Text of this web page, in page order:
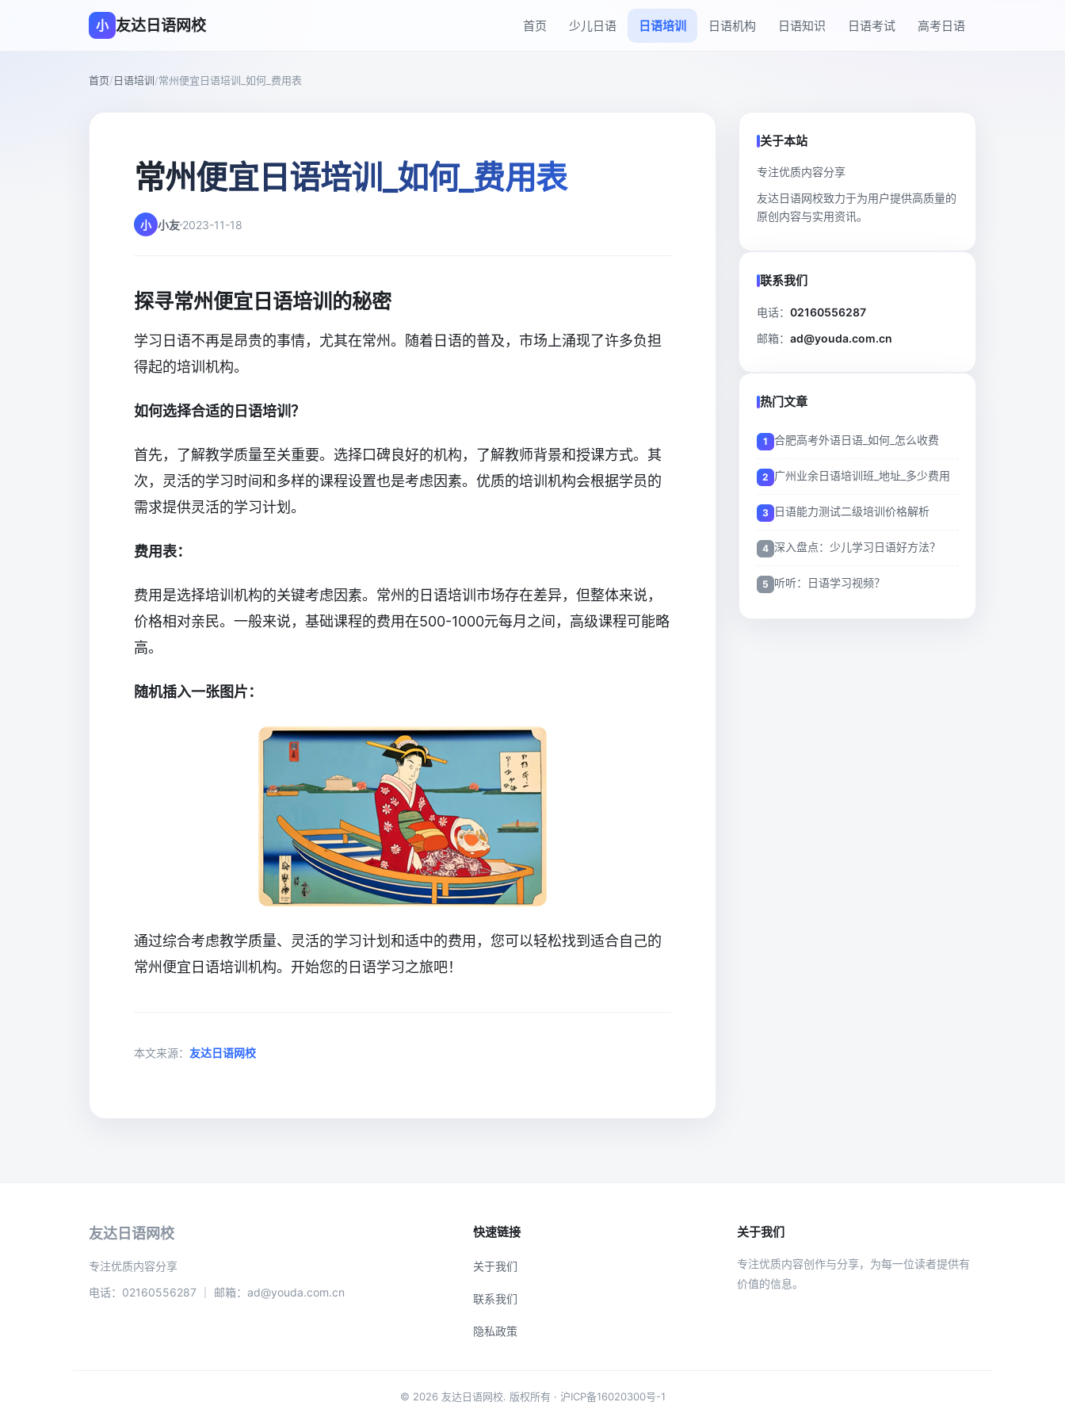
小 友达日语网校 首页 少儿日语 日语培训 日语机构 日语知识 日语考试 高考日语
首页/日语培训/常州便宜日语培训_如何_费用表
常州便宜日语培训_如何_费用表
小 小友 2023-11-18
探寻常州便宜日语培训的秘密
学习日语不再是昂贵的事情，尤其在常州。随着日语的普及，市场上涌现了许多负担
得起的培训机构。
如何选择合适的日语培训？
首先，了解教学质量至关重要。选择口碑良好的机构，了解教师背景和授课方式。其
次，灵活的学习时间和多样的课程设置也是考虑因素。优质的培训机构会根据学员的
需求提供灵活的学习计划。
费用表：
费用是选择培训机构的关键考虑因素。常州的日语培训市场存在差异，但整体来说，
价格相对亲民。一般来说，基础课程的费用在500-1000元每月之间，高级课程可能略
高。
随机插入一张图片：
通过综合考虑教学质量、灵活的学习计划和适中的费用，您可以轻松找到适合自己的
常州便宜日语培训机构。开始您的日语学习之旅吧！
本文来源： 友达日语网校
关于本站
专注优质内容分享
友达日语网校致力于为用户提供高质量的
原创内容与实用资讯。
联系我们
电话： 02160556287
邮箱： ad@youda.com.cn
热门文章
合肥高考外语日语_如何_怎么收费
广州业余日语培训班_地址_多少费用
日语能力测试二级培训价格解析
深入盘点：少儿学习日语好方法？
听听：日语学习视频？
友达日语网校
专注优质内容分享
电话：02160556287 ｜ 邮箱：ad@youda.com.cn
快速链接
关于我们
联系我们
隐私政策
关于我们
专注优质内容创作与分享，为每一位读者提供有
价值的信息。
© 2026 友达日语网校. 版权所有 · 沪ICP备16020300号-1